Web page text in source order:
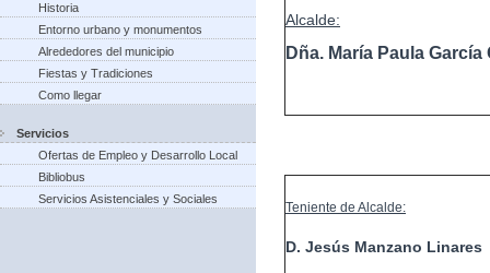
Historia
Entorno urbano y monumentos
Alrededores del municipio
Fiestas y Tradiciones
Como llegar
Servicios
Ofertas de Empleo y Desarrollo Local
Bibliobus
Servicios Asistenciales y Sociales
Alcalde:
Dña. María Paula
Teniente de Alcalde:
D. Jesús Manzano Linares